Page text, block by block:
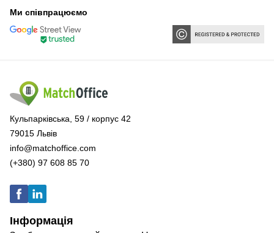
Ми співпрацюємо
Кульпарківська, 59 / корпус 42
79015 Львів
info@matchoffice.com
(+380) 97 608 85 70
Інформація